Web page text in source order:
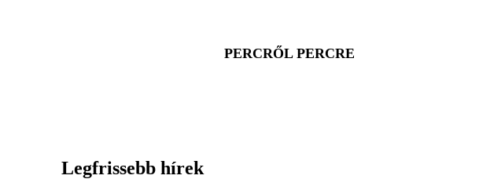
PERCRŐL PERCRE
Legfrissebb hírek